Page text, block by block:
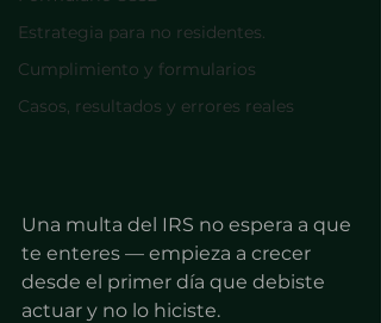
Estrategia para no residentes.
Cumplimiento y formularios
Casos, resultados y errores reales
Una multa del IRS no espera a que
te enteres — empieza a crecer
desde el primer día que debiste
actuar y no lo hiciste.